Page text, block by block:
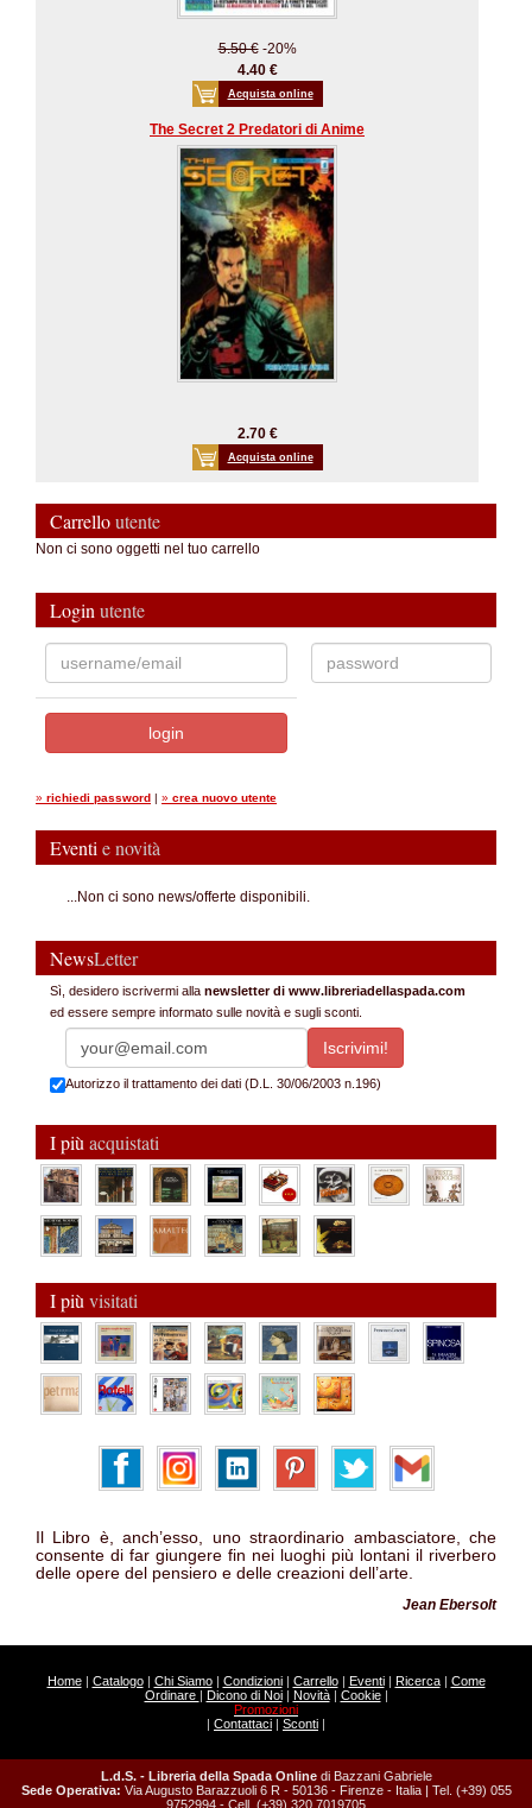
5.50 €-20%
4.40 €
Acquista online
The Secret 2 Predatori di Anime
2.70 €
Acquista online
Carrelloutente
Non ci sono oggetti nel tuo carrello
Login utente
» richiedi password | » crea nuovo utente
Eventi e novità
...Non ci sono news/offerte disponibili.
NewsLetter
Sì, desidero iscrivermi alla newsletter di www.libreriadellaspada.com
ed essere sempre informato sulle novità e sugli sconti.
Autorizzo il trattamento dei dati (D.L. 30/06/2003 n.196)
I più acquistati
I più visitati
Il Libro è, anch’esso, uno straordinario ambasciatore, che
consente di far giungere fin nei luoghi più lontani il riverbero
delle opere del pensiero e delle creazioni dell’arte.
Jean Ebersolt
Home| Catalogo| Chi Siamo| Condizioni| Carrello| Eventi| Ricerca| Come
Ordinare | Dicono di Noi| Novità| Cookie|
Promozioni
| Contattaci | Sconti |
L.d.S. - Libreria della Spada Online di Bazzani Gabriele
Sede Operativa: Via Augusto Barazzuoli 6 R - 50136 - Firenze - Italia | Tel. (+39) 055
9752994 - Cell. (+39) 320 7019705